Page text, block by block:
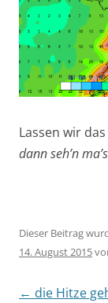
Lassen wir
dann seh’n
Dieser Beitrag
14. August 2015
Artikel-
← die Hitze